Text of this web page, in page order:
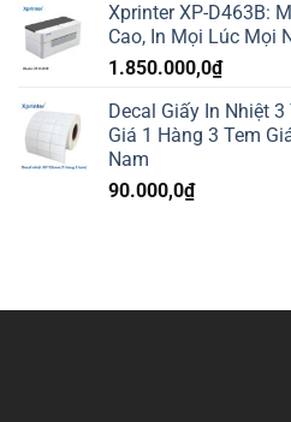
Xprinter XP-D463B:
Cao, In Mọi Lúc Mọi
1.850.000,0₫
Decal Giấy In Nhiệt
Giá 1 Hàng 3 Tem
Nam
90.000,0₫